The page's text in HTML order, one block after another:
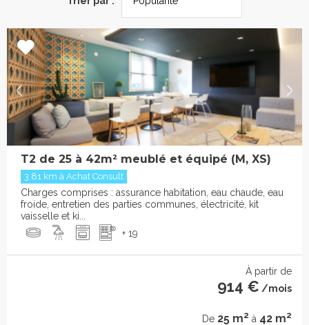
T2 de 25 à 42m² meublé et équipé (M, XS)
3.81 km à Achat Consult
Charges comprises : assurance habitation, eau chaude, eau
froide, entretien des parties communes, électricité, kit
vaisselle et ki...
+ 19
À partir de
914 € /mois
De 25 m2 à 42 m2